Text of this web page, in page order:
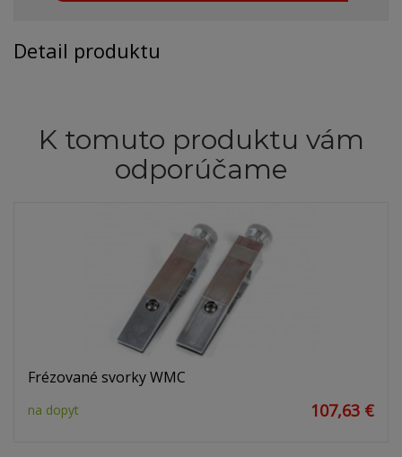
Detail produktu
K tomuto produktu vám
odporúčame
Frézované svorky WMC
na dopyt 107,63 €